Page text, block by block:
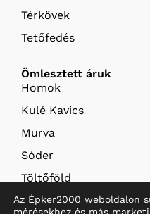
Térkövek
Tetőfedés
Ömlesztett áruk
Homok
Kulé Kavics
Murva
Sóder
Töltőföld
Termőföld
Az Épker2000 weboldalon